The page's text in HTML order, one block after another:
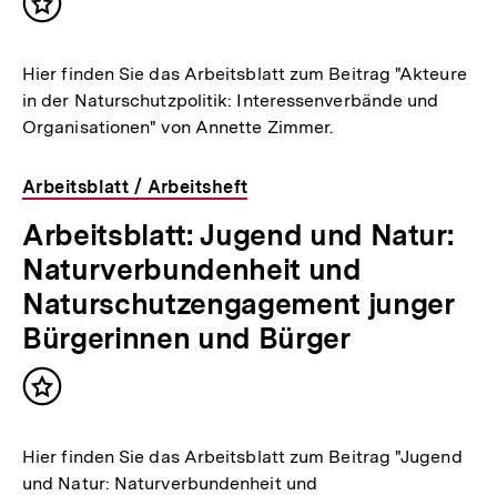
Inhalt
Hier finden Sie das Arbeitsblatt zum Beitrag "Akteure
in der Naturschutzpolitik: Interessenverbände und
Organisationen" von Annette Zimmer.
Arbeitsblatt / Arbeitsheft
Arbeitsblatt: Jugend und Natur:
Naturverbundenheit und
Naturschutzengagement junger
Bürgerinnen und Bürger
Inhalt
Hier finden Sie das Arbeitsblatt zum Beitrag "Jugend
und Natur: Naturverbundenheit und